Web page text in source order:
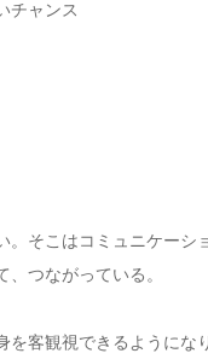
チャンス
。そこはコミュニケーシ
、つながっている。
を客観視できるようにな